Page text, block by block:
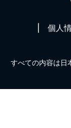
個人
すべての内容は日